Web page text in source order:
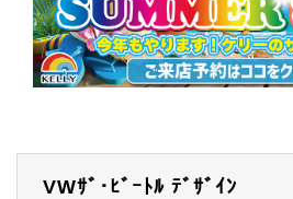
VWｻﾞ･ﾋﾞｰﾄﾙ ﾃﾞｻﾞｲﾝ